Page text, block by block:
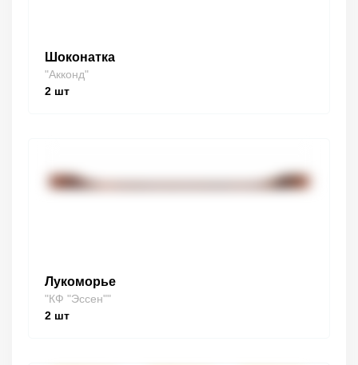
Шоконатка
"Акконд"
2 шт
Лукоморье
"КФ "Эссен""
2 шт